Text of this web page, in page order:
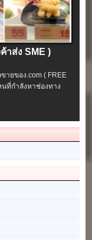
าส่ง SME )
ายของ.com ( FREE
ที่กำลังหาช่องทาง